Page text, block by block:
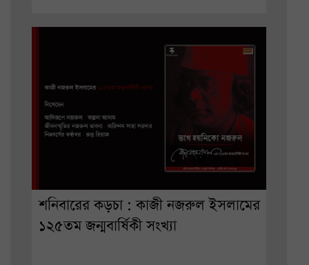
শনিবারের কড়চা : কাজী নজরুল ইসলামের
১২৫তম জন্মবার্ষিকী সংখ্যা